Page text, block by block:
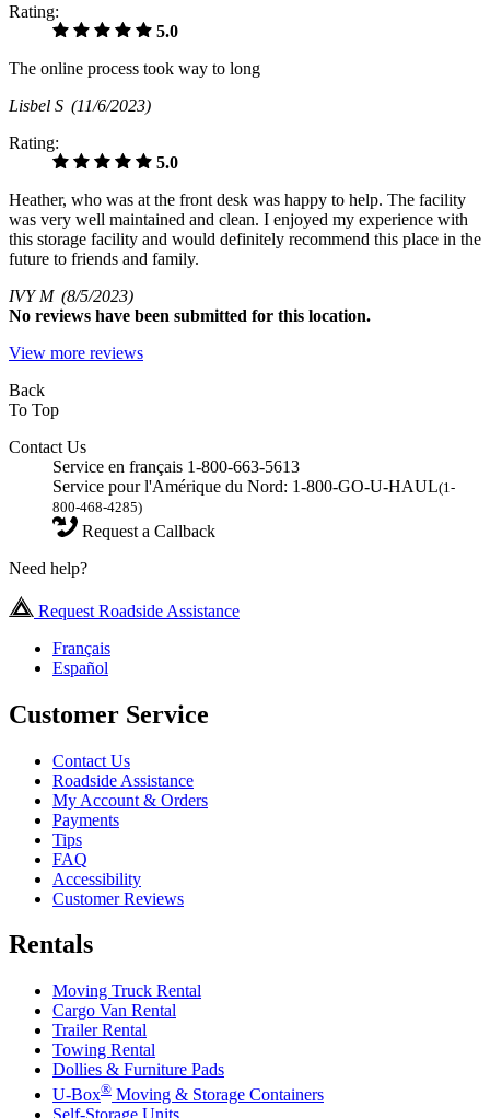
Rating:
5.0
The online process took way to long
Lisbel S (11/6/2023)
Rating:
5.0
Heather, who was at the front desk was happy to help. The facility
was very well maintained and clean. I enjoyed my experience with
this storage facility and would definitely recommend this place in the
future to friends and family.
IVY M (8/5/2023)
No reviews have been submitted for this location.
View more reviews
Back
To Top
Contact Us
Service en français 1-800-663-5613
Service pour l'Amérique du Nord: 1-800-GO-U-HAUL(1-
800-468-4285)
Request a Callback
Need help?
Request Roadside Assistance
Français
Español
Customer Service
Contact Us
Roadside Assistance
My Account & Orders
Payments
Tips
FAQ
Accessibility
Customer Reviews
Rentals
Moving Truck Rental
Cargo Van Rental
Trailer Rental
Towing Rental
Dollies & Furniture Pads
U-Box® Moving & Storage Containers
Self-Storage Units